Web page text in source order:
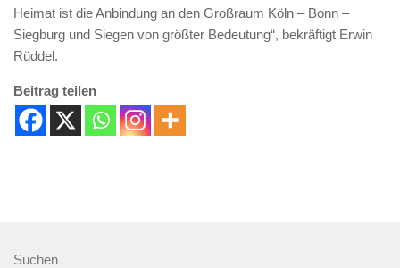
Heimat ist die Anbindung an den Großraum Köln – Bonn –
Siegburg und Siegen von größter Bedeutung“, bekräftigt Erwin
Rüddel.
Beitrag teilen
Suchen